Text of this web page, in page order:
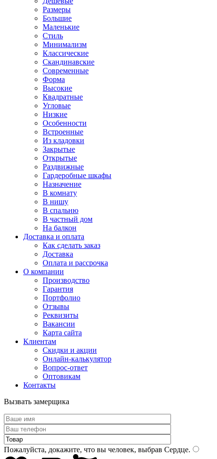
Размеры
Большие
Маленькие
Стиль
Минимализм
Классические
Скандинавские
Современные
Форма
Высокие
Квадратные
Угловые
Низкие
Особенности
Встроенные
Из кладовки
Закрытые
Открытые
Раздвижные
Гардеробные шкафы
Назначение
В комнату
В нишу
В спальню
В частный дом
На балкон
Доставка и оплата
Как сделать заказ
Доставка
Оплата и рассрочка
О компании
Производство
Гарантия
Портфолио
Отзывы
Реквизиты
Вакансии
Карта сайта
Клиентам
Скидки и акции
Онлайн-калькулятор
Вопрос-ответ
Оптовикам
Контакты
Вызвать замерщика
Пожалуйста, докажите, что вы человек, выбрав Сердце.